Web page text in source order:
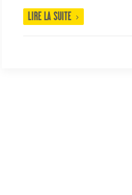
LIRE LA SUITE